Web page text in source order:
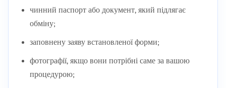
чинний паспорт або документ, який підлягає
обміну;
заповнену заяву встановленої форми;
фотографії, якщо вони потрібні саме за вашою
процедурою;